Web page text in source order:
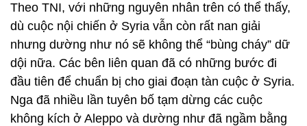
Theo TNI, với những nguyên nhân trên có thể thấy,
dù cuộc nội chiến ở Syria vẫn còn rất nan giải
nhưng dường như nó sẽ không thể “bùng cháy” dữ
dội nữa. Các bên liên quan đã có những bước đi
đầu tiên để chuẩn bị cho giai đoạn tàn cuộc ở Syria.
Nga đã nhiều lần tuyên bố tạm dừng các cuộc
không kích ở Aleppo và dường như đã ngầm bằng